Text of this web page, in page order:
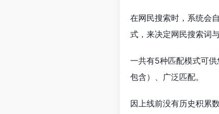
在网民搜索时，系统会
式，来决定网民搜索词
一共有5种匹配模式可
包含）、广泛匹配。
因上线前没有历史积累